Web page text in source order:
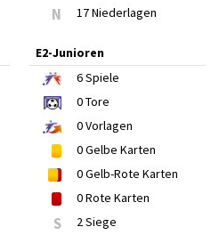
N 17 Niederlagen
E2-Junioren
6Spiele
0Tore
0Vorlagen
0Gelbe Karten
0Gelb-Rote Karten
0Rote Karten
S 2 Siege